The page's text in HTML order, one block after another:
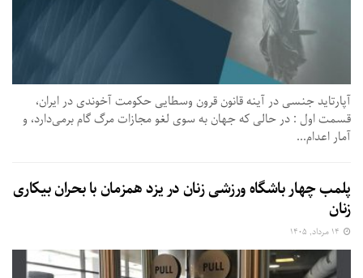
آپارتاید جنسی در آینه قانون قرون وسطایی حکومت آخوندی در ایران،
قسمت اول : در حالی که جهان به سوی لغو مجازات مرگ گام برمی‌دارد، و
آمار اعدام...
پلمب چهار باشگاه ورزشی زنان در یزد همزمان با بحران بیکاری
زنان